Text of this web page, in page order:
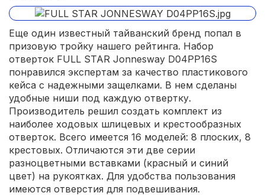
Еще один известный тайванский бренд попал в
призовую тройку нашего рейтинга. Набор
отверток FULL STAR Jonnesway D04PP16S
понравился экспертам за качество пластикового
кейса с надежными защелками. В нем сделаны
удобные ниши под каждую отвертку.
Производитель решил создать комплект из
наиболее ходовых шлицевых и крестообразных
отверток. Всего имеется 16 моделей: 8 плоских, 8
крестовых. Отличаются эти две серии
разноцветными вставками (красный и синий
цвет) на рукоятках. Для удобства пользования
имеются отверстия для подвешивания.